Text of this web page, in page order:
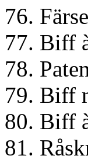
76.
77. Biff
78.
79. Biff
80. Biff
81.